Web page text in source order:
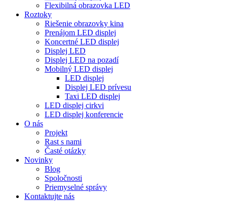
Flexibilná obrazovka LED
Roztoky
Riešenie obrazovky kina
Prenájom LED displej
Koncertné LED displej
Displej LED
Displej LED na pozadí
Mobilný LED displej
LED displej
Displej LED prívesu
Taxi LED displej
LED displej cirkvi
LED displej konferencie
O nás
Projekt
Rast s nami
Časté otázky
Novinky
Blog
Spoločnosti
Priemyselné správy
Kontaktujte nás